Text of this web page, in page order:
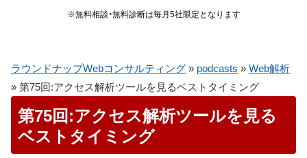
※無料相談・無料診断は毎月5社限定となります
ラウンドナップWebコンサルティング » podcasts » Web解析
» 第75回:アクセス解析ツールを見るベストタイミング
第75回:アクセス解析ツールを見る
ベストタイミング